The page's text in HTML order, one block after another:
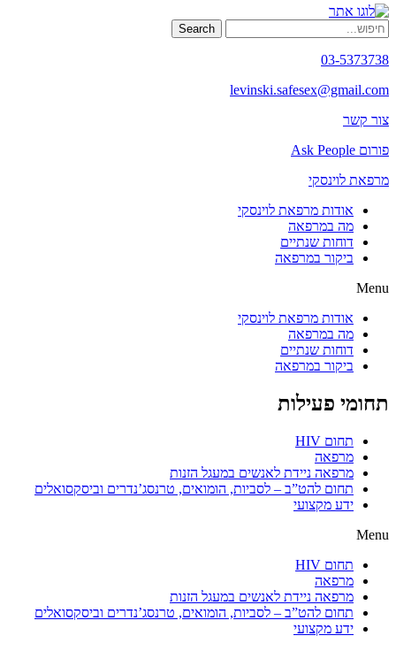
Search
03-5373738
levinski.safesex@gmail.com
צור קשר
פורום Ask People
מרפאת לוינסקי
אודות מרפאת לוינסקי
מה במרפאה
דוחות שנתיים
ביקור במרפאה
Menu
אודות מרפאת לוינסקי
מה במרפאה
דוחות שנתיים
ביקור במרפאה
תחומי פעילות
תחום HIV
מרפאה
מרפאה ניידת לאנשים במעגל הזנות
תחום להט”ב – לסביות, הומואים, טרנסג’נדרים וביסקסואלים
ידע מקצועי
Menu
תחום HIV
מרפאה
מרפאה ניידת לאנשים במעגל הזנות
תחום להט”ב – לסביות, הומואים, טרנסג’נדרים וביסקסואלים
ידע מקצועי